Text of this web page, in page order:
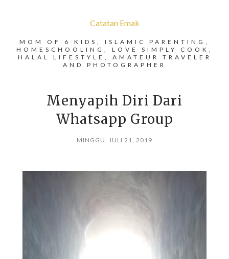
Catatan Emak
MOM OF 6 KIDS, ISLAMIC PARENTING,
HOMESCHOOLING, LOVE SIMPLY COOK,
HALAL LIFESTYLE, AMATEUR TRAVELER
AND PHOTOGRAPHER
Menyapih Diri Dari
Whatsapp Group
MINGGU, JULI 21, 2019